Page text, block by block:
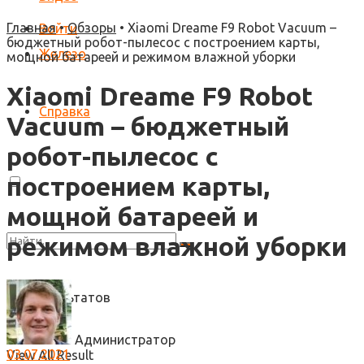
Войти
Железо
Справка
Нет результатов
View All Result
Главная•Обзоры • Xiaomi Dreame F9 Robot Vacuum –
бюджетный робот-пылесос с построением карты,
мощной батареей и режимом влажной уборки
Xiaomi Dreame F9 Robot
Vacuum – бюджетный
робот-пылесос с
построением карты,
мощной батареей и
режимом влажной уборки
Администратор
03.07.2021